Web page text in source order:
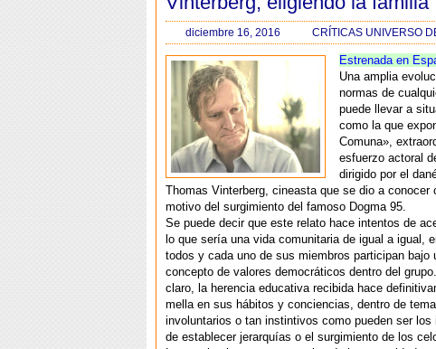
diciembre 16, 2016 CRÍTICAS UNIVERSO
Estrenada en
Una amplia
normas de
puede llevar a
como la que
Comuna»,
esfuerzo actoral
dirigido por el
Thomas Vinterberg, cineasta que se dio a conocer
motivo del surgimiento del famoso Dogma 95.
Se puede decir que este relato hace intentos de
lo que sería una vida comunitaria de igual a igual,
todos y cada uno de sus miembros participan bajo
concepto de valores democráticos dentro del
claro, la herencia educativa recibida hace
mella en sus hábitos y conciencias, dentro de
involuntarios o tan instintivos como pueden ser los
de establecer jerarquías o el surgimiento de los